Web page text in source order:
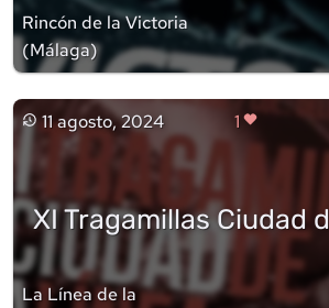
Rincón de la Victoria
(Málaga)
11 agosto, 2024 1
XI Tragamillas Ciudad
La Línea de la